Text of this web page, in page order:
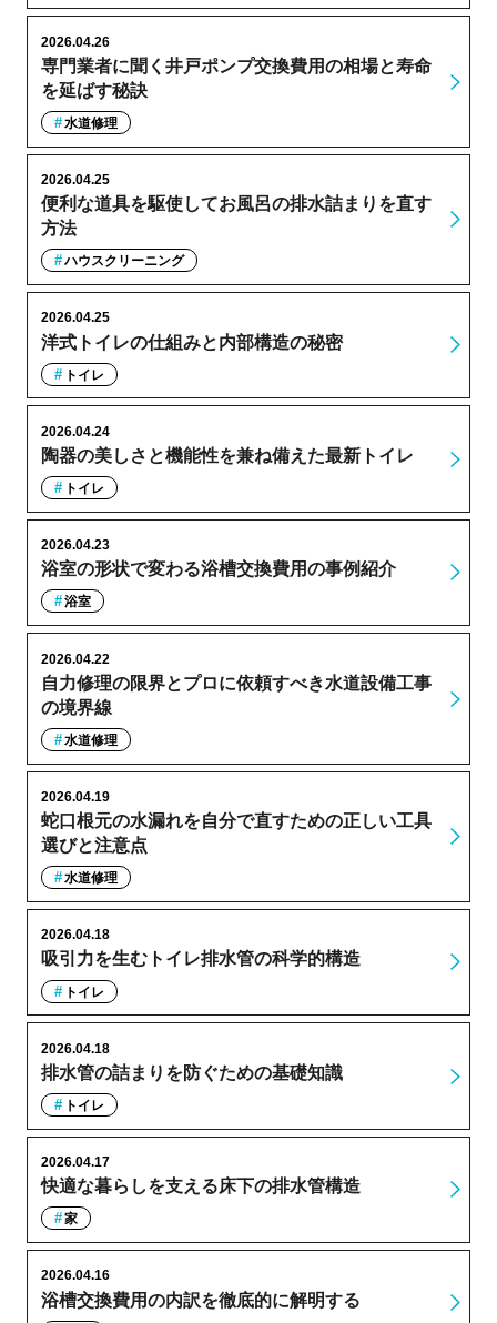
専門業者に聞く井戸ポンプ交換費用の相場と寿命
を延ばす秘訣
2026.04.26
水道修理
便利な道具を駆使してお風呂の排水詰まりを直す
方法
2026.04.25
ハウスクリーニング
洋式トイレの仕組みと内部構造の秘密
2026.04.25
トイレ
陶器の美しさと機能性を兼ね備えた最新トイレ
2026.04.24
トイレ
浴室の形状で変わる浴槽交換費用の事例紹介
2026.04.23
浴室
自力修理の限界とプロに依頼すべき水道設備工事
の境界線
2026.04.22
水道修理
蛇口根元の水漏れを自分で直すための正しい工具
選びと注意点
2026.04.19
水道修理
吸引力を生むトイレ排水管の科学的構造
2026.04.18
トイレ
排水管の詰まりを防ぐための基礎知識
2026.04.18
トイレ
快適な暮らしを支える床下の排水管構造
2026.04.17
家
浴槽交換費用の内訳を徹底的に解明する
2026.04.16